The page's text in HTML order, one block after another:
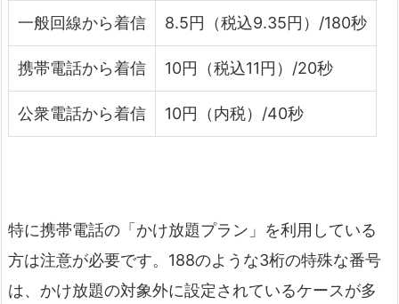
一般回線から着信 8.5円（税込9.35円）/180秒
携帯電話から着信 10円（税込11円）/20秒
公衆電話から着信 10円（内税）/40秒
特に携帯電話の「かけ放題プラン」を利用している
方は注意が必要です。188のような3桁の特殊な番号
は、かけ放題の対象外に設定されているケースが多